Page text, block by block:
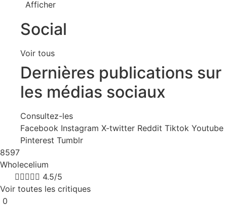
Afficher
Social
Voir tous
Dernières publications sur
les médias sociaux
Consultez-les
Facebook Instagram X-twitter Reddit Tiktok Youtube
Pinterest Tumblr
8597
Wholecelium
 4.5/5
Voir toutes les critiques
0